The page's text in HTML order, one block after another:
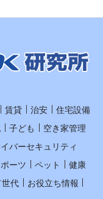
賃貸 治安
住宅設備
子ども
空き家管理
バーセキュリティ
ーツ ペット
健康
世代 お役立ち情報